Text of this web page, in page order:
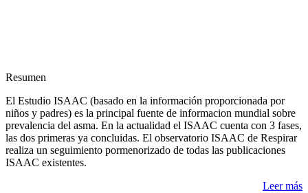
Resumen
El Estudio ISAAC (basado en la información proporcionada por
niños y padres) es la principal fuente de informacion mundial sobre
prevalencia del asma. En la actualidad el ISAAC cuenta con 3 fases,
las dos primeras ya concluidas. El observatorio ISAAC de Respirar
realiza un seguimiento pormenorizado de todas las publicaciones
ISAAC existentes.
Leer más